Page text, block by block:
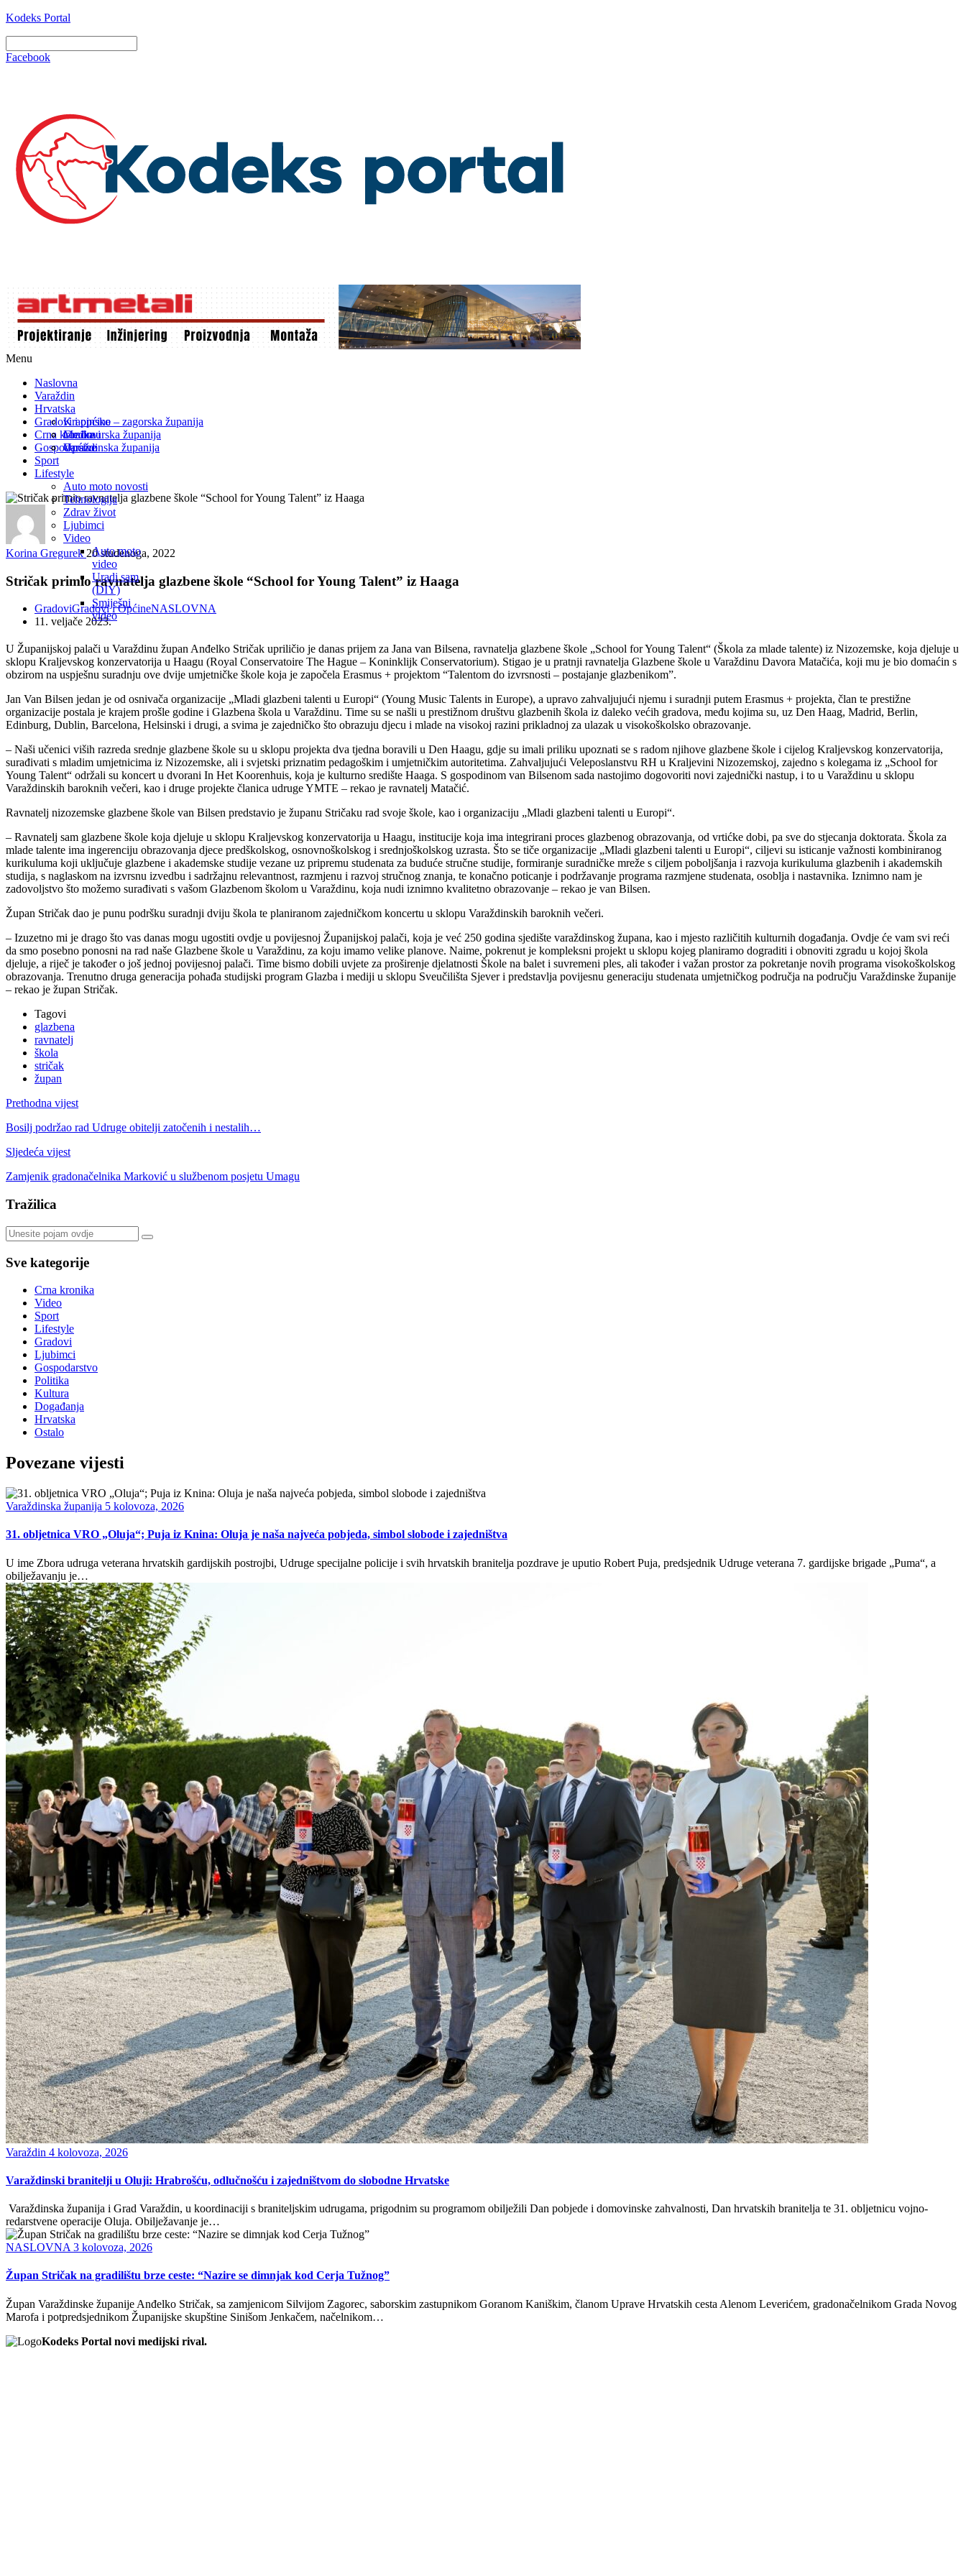
Kodeks Portal
Facebook
Menu
Naslovna
Varaždin
Hrvatska
Krapinsko – zagorska županija
Međimurska županija
Varaždinska županija
Gradovi i općine
Gradovi
Općine
Crna kronika
Gospodarstvo
Sport
Lifestyle
Auto moto novosti
Tehnologija
Zdrav život
Ljubimci
Video
Auto moto
video
Uradi sam
(DIY)
Smiješni
video
Korina Gregurek 20 studenoga, 2022
Stričak primio ravnatelja glazbene škole “School for Young Talent” iz Haaga
GradoviGradovi i OpćineNASLOVNA
11. veljače 2023.
U Županijskoj palači u Varaždinu župan Anđelko Stričak upriličio je danas prijem za Jana van Bilsena, ravnatelja glazbene škole „School for Young Talent“ (Škola za mlade talente) iz Nizozemske, koja djeluje u
sklopu Kraljevskog konzervatorija u Haagu (Royal Conservatoire The Hague – Koninklijk Conservatorium). Stigao je u pratnji ravnatelja Glazbene škole u Varaždinu Davora Matačića, koji mu je bio domaćin s
obzirom na uspješnu suradnju ove dvije umjetničke škole koja je započela Erasmus + projektom “Talentom do izvrsnosti – postajanje glazbenikom”.
Jan Van Bilsen jedan je od osnivača organizacije „Mladi glazbeni talenti u Europi“ (Young Music Talents in Europe), a upravo zahvaljujući njemu i suradnji putem Erasmus + projekta, član te prestižne
organizacije postala je krajem prošle godine i Glazbena škola u Varaždinu. Time su se našli u prestižnom društvu glazbenih škola iz daleko većih gradova, među kojima su, uz Den Haag, Madrid, Berlin,
Edinburg, Dublin, Barcelona, Helsinski i drugi, a svima je zajedničko što obrazuju djecu i mlade na visokoj razini prikladnoj za ulazak u visokoškolsko obrazovanje.
– Naši učenici viših razreda srednje glazbene škole su u sklopu projekta dva tjedna boravili u Den Haagu, gdje su imali priliku upoznati se s radom njihove glazbene škole i cijelog Kraljevskog konzervatorija,
surađivati s mladim umjetnicima iz Nizozemske, ali i svjetski priznatim pedagoškim i umjetničkim autoritetima. Zahvaljujući Veleposlanstvu RH u Kraljevini Nizozemskoj, zajedno s kolegama iz „School for
Young Talent“ održali su koncert u dvorani In Het Koorenhuis, koja je kulturno središte Haaga. S gospodinom van Bilsenom sada nastojimo dogovoriti novi zajednički nastup, i to u Varaždinu u sklopu
Varaždinskih baroknih večeri, kao i druge projekte članica udruge YMTE – rekao je ravnatelj Matačić.
Ravnatelj nizozemske glazbene škole van Bilsen predstavio je županu Stričaku rad svoje škole, kao i organizaciju „Mladi glazbeni talenti u Europi“.
– Ravnatelj sam glazbene škole koja djeluje u sklopu Kraljevskog konzervatorija u Haagu, institucije koja ima integrirani proces glazbenog obrazovanja, od vrtićke dobi, pa sve do stjecanja doktorata. Škola za
mlade talente ima ingerenciju obrazovanja djece predškolskog, osnovnoškolskog i srednjoškolskog uzrasta. Što se tiče organizacije „Mladi glazbeni talenti u Europi“, ciljevi su isticanje važnosti kombiniranog
kurikuluma koji uključuje glazbene i akademske studije vezane uz pripremu studenata za buduće stručne studije, formiranje suradničke mreže s ciljem poboljšanja i razvoja kurikuluma glazbenih i akademskih
studija, s naglaskom na izvrsnu izvedbu i sadržajnu relevantnost, razmjenu i razvoj stručnog znanja, te konačno poticanje i podržavanje programa razmjene studenata, osoblja i nastavnika. Iznimno nam je
zadovoljstvo što možemo surađivati s vašom Glazbenom školom u Varaždinu, koja nudi iznimno kvalitetno obrazovanje – rekao je van Bilsen.
Župan Stričak dao je punu podršku suradnji dviju škola te planiranom zajedničkom koncertu u sklopu Varaždinskih baroknih večeri.
– Izuzetno mi je drago što vas danas mogu ugostiti ovdje u povijesnoj Županijskoj palači, koja je već 250 godina sjedište varaždinskog župana, kao i mjesto različitih kulturnih događanja. Ovdje će vam svi reći
da smo posebno ponosni na rad naše Glazbene škole u Varaždinu, za koju imamo velike planove. Naime, pokrenut je kompleksni projekt u sklopu kojeg planiramo dograditi i obnoviti zgradu u kojoj škola
djeluje, a riječ je također o još jednoj povijesnoj palači. Time bismo dobili uvjete za proširenje djelatnosti Škole na balet i suvremeni ples, ali također i važan prostor za pokretanje novih programa visokoškolskog
obrazovanja. Trenutno druga generacija pohađa studijski program Glazba i mediji u sklopu Sveučilišta Sjever i predstavlja povijesnu generaciju studenata umjetničkog područja na području Varaždinske županije
– rekao je župan Stričak.
Tagovi
glazbena
ravnatelj
škola
stričak
župan
Prethodna vijest
Bosilj podržao rad Udruge obitelji zatočenih i nestalih…
Sljedeća vijest
Zamjenik gradonačelnika Marković u službenom posjetu Umagu
Tražilica
Sve kategorije
Crna kronika
Video
Sport
Lifestyle
Gradovi
Ljubimci
Gospodarstvo
Politika
Kultura
Događanja
Hrvatska
Ostalo
Povezane vijesti
Varaždinska županija 5 kolovoza, 2026
31. obljetnica VRO „Oluja“; Puja iz Knina: Oluja je naša najveća pobjeda, simbol slobode i zajedništva
U ime Zbora udruga veterana hrvatskih gardijskih postrojbi, Udruge specijalne policije i svih hrvatskih branitelja pozdrave je uputio Robert Puja, predsjednik Udruge veterana 7. gardijske brigade „Puma“, a
obilježavanju je…
Varaždin 4 kolovoza, 2026
Varaždinski branitelji u Oluji: Hrabrošću, odlučnošću i zajedništvom do slobodne Hrvatske
Varaždinska županija i Grad Varaždin, u koordinaciji s braniteljskim udrugama, prigodnim su programom obilježili Dan pobjede i domovinske zahvalnosti, Dan hrvatskih branitelja te 31. obljetnicu vojno-
redarstvene operacije Oluja. Obilježavanje je…
NASLOVNA 3 kolovoza, 2026
Župan Stričak na gradilištu brze ceste: “Nazire se dimnjak kod Cerja Tužnog”
Župan Varaždinske županije Anđelko Stričak, sa zamjenicom Silvijom Zagorec, saborskim zastupnikom Goranom Kaniškim, članom Uprave Hrvatskih cesta Alenom Leverićem, gradonačelnikom Grada Novog
Marofa i potpredsjednikom Županijske skupštine Sinišom Jenkačem, načelnikom…
Kodeks Portal novi medijski rival.